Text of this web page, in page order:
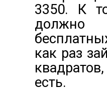
3350. К
должно
как раз
есть.